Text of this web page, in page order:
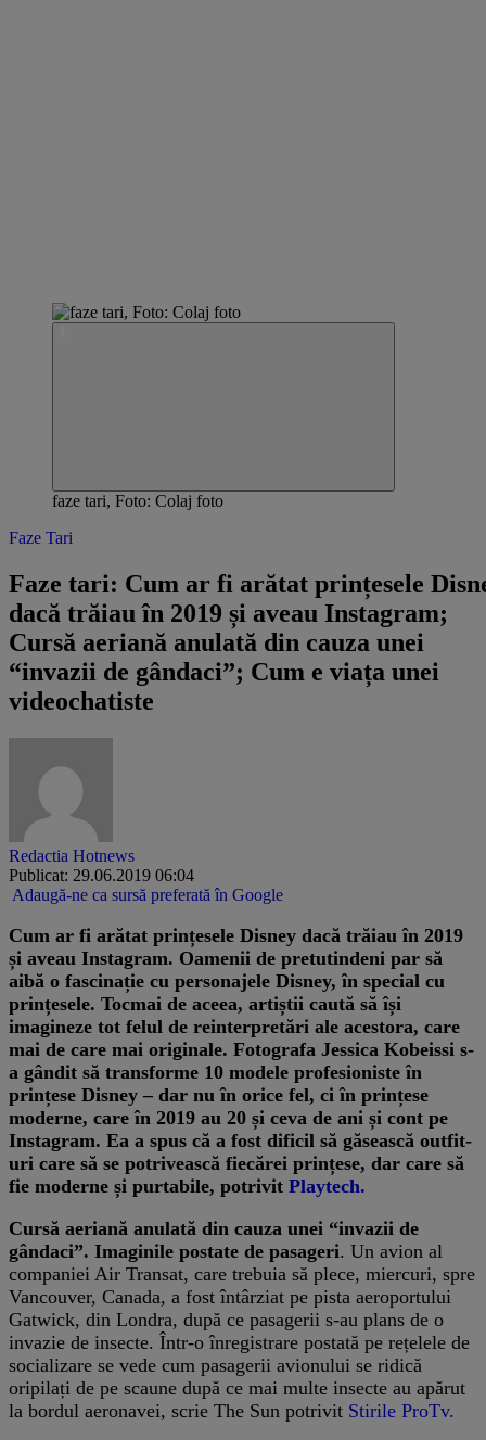
faze tari, Foto: Colaj foto
Faze Tari
​Faze tari: ​Cum ar fi arătat prințesele
dacă trăiau în 2019 și aveau Instagram;
Cursă aeriană anulată din cauza unei
“invazii de gândaci”; Cum e viața unei
videochatiste
Redactia Hotnews
Publicat: 29.06.2019 06:04
Adaugă-ne ca sursă preferată în Google
​Cum ar fi arătat prințesele Disney dacă trăiau în 2019
și aveau Instagram. Oamenii de pretutindeni par să
aibă o fascinație cu personajele Disney, în special cu
prințesele. Tocmai de aceea, artiștii caută să își
imagineze tot felul de reinterpretări ale acestora, care
mai de care mai originale. Fotografa Jessica Kobeissi s-
a gândit să transforme 10 modele profesioniste în
prințese Disney – dar nu în orice fel, ci în prințese
moderne, care în 2019 au 20 și ceva de ani și cont pe
Instagram. Ea a spus că a fost dificil să găsească outfit-
uri care să se potrivească fiecărei prințese, dar care să
fie moderne și purtabile, potrivit Playtech.
Cursă aeriană anulată din cauza unei “invazii de
gândaci”. Imaginile postate de pasageri. Un avion al
companiei Air Transat, care trebuia să plece, miercuri, spre
Vancouver, Canada, a fost întârziat pe pista aeroportului
Gatwick, din Londra, după ce pasagerii s-au plans de o
invazie de insecte. Într-o înregistrare postată pe rețelele de
socializare se vede cum pasagerii avionului se ridică
oripilați de pe scaune după ce mai multe insecte au apărut
la bordul aeronavei, scrie The Sun potrivit Stirile ProTv.